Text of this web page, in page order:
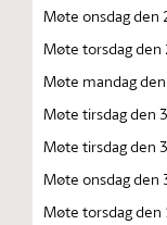
Møte onsdag den
Møte torsdag den
Møte mandag
Møte tirsdag den
Møte tirsdag den
Møte onsdag den
Møte torsdag den